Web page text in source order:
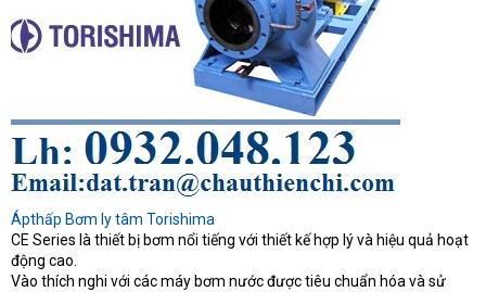
Ápthấp Bơm ly tâm Torishima
CE Series là thiết bị bơm nổi tiếng với thiết kế hợp lý và hiệu quả hoạt
động cao.
Vào thích nghi với các máy bơm nước được tiêu chuẩn hóa và sử